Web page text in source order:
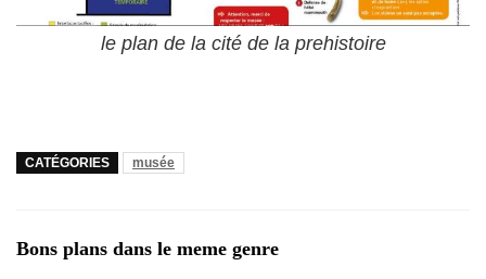
le plan de la cité de la prehistoire
CATÉGORIES musée
Bons plans dans le meme genre